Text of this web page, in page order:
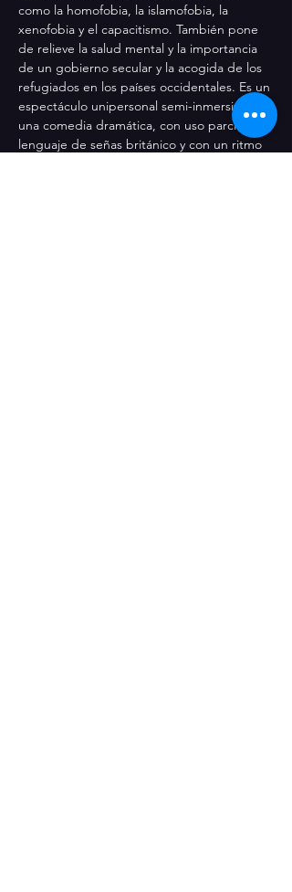
como la homofobia, la islamofobia, la
xenofobia y el capacitismo. También pone
de relieve la salud mental y la importancia
de un gobierno secular y la acogida de los
refugiados en los países occidentales. Es un
espectáculo unipersonal semi-inmersivo,
una comedia dramática, con uso parcial del
lenguaje de señas británico y con un ritmo